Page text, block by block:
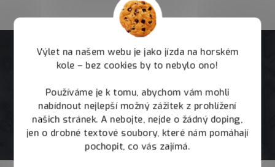
Výlet na našem webu je jako jízda na horském
kole – bez cookies by to nebylo ono!
Používáme je k tomu, abychom vám mohli
nabídnout nejlepší možný zážitek z prohlížení
našich stránek. A nebojte, nejde o žádný doping,
jen o drobné textové soubory, které nám pomáhají
pochopit, co vás zajímá.